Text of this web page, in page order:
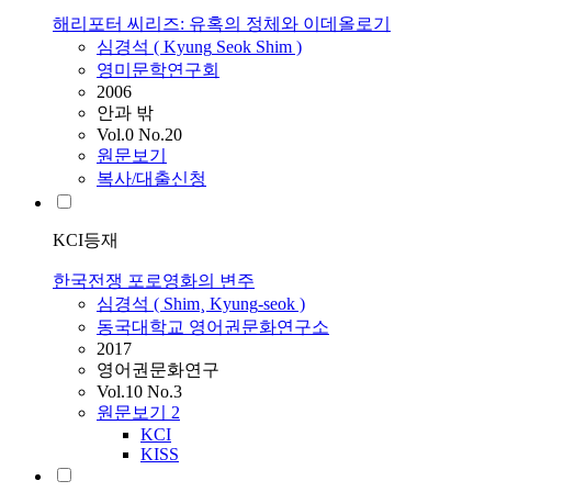
해리포터 씨리즈: 유혹의 정체와 이데올로기
심경석 ( Kyung Seok Shim )
영미문학연구회
2006
안과 밖
Vol.0 No.20
원문보기
복사/대출신청
KCI등재
한국전쟁 포로영화의 변주
심경석 ( Shim¸ Kyung-seok )
동국대학교 영어권문화연구소
2017
영어권문화연구
Vol.10 No.3
원문보기 2
KCI
KISS